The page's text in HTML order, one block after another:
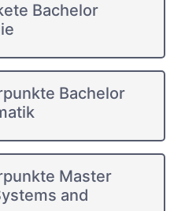
Bachelor
Bachelor
Master
and